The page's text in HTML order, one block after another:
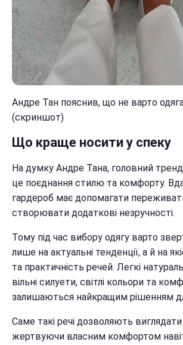
Андре Тан пояснив, що не варто
(скриншот)
Що краще носити у спеку
На думку Андре Тана, головний тренд
це поєднання стилю та комфорту.
гардероб має допомагати
створювати додаткові незручності.
Тому під час вибору одягу варто
лише на актуальні тенденції, а й на
та практичність речей. Легкі
вільні силуети, світлі кольори та
залишаються найкращим рішенням
Саме такі речі дозволяють
жертвуючи власним комфортом